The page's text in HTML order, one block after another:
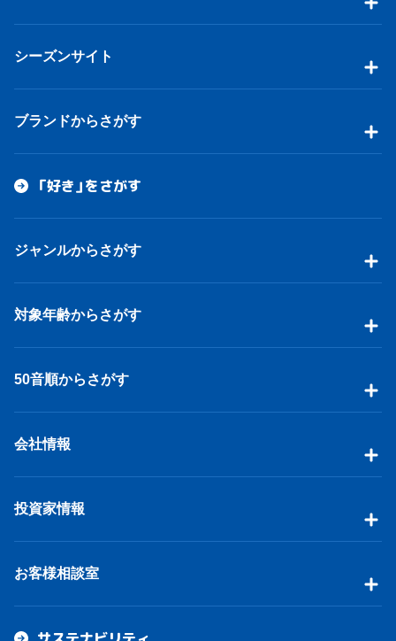
シーズンサイト
ブランドからさがす
「好き」をさがす
ジャンルからさがす
対象年齢からさがす
50音順からさがす
会社情報
投資家情報
お客様相談室